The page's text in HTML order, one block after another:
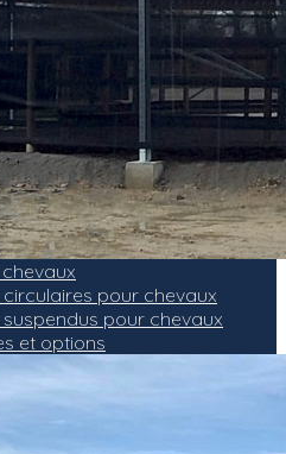
pour chevaux
pour chevaux
et options